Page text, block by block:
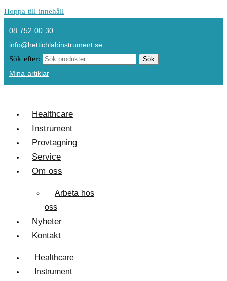
Hoppa till innehåll
08 752 00 30
info@hettichlabinstrument.se
Sök efter:
Sök
Mina artiklar
Healthcare
Instrument
Provtagning
Service
Om oss
Arbeta hos
oss
Nyheter
Kontakt
Healthcare
Instrument